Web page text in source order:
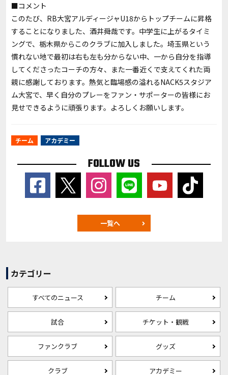
■コメント
このたび、RB大宮アルディージャU18からトップチームに昇格
することになりました、酒井舜哉です。中学生に上がるタイミ
ングで、栃木県からこのクラブに加入しました。埼玉県という
慣れない地で最初は右も左も分からない中、一から自分を指導
してくださったコーチの方々、また一番近くで支えてくれた両
親に感謝しております。熱気と臨場感の溢れるNACK5スタジア
ム大宮で、早く自分のプレーをファン・サポーターの皆様にお
見せできるように頑張ります。よろしくお願いします。
チーム アカデミー
FOLLOW US
一覧へ
カテゴリー
すべてのニュース チーム
試合 チケット・観戦
ファンクラブ グッズ
クラブ アカデミー